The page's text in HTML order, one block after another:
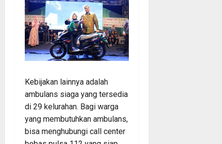
Kebijakan lainnya adalah
ambulans siaga yang tersedia
di 29 kelurahan. Bagi warga
yang membutuhkan ambulans,
bisa menghubungi call center